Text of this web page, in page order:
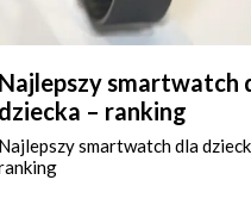
Najlepszy smartwatch
dziecka – ranking
Najlepszy smartwatch dla